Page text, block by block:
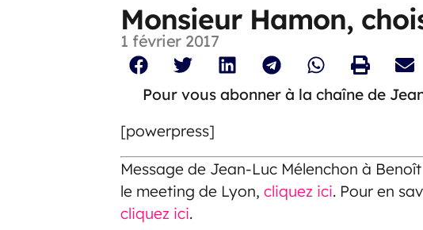
Monsieur Hamon,
1 février 2017
Pour vous abonner à la chaîne de
[powerpress]
Message de Jean-Luc Mélenchon à
le meeting de Lyon, cliquez ici. Pour en
cliquez ici.